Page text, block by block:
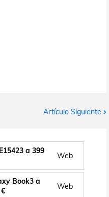
Artículo Siguiente
a 399
Web
Book3 a
Web